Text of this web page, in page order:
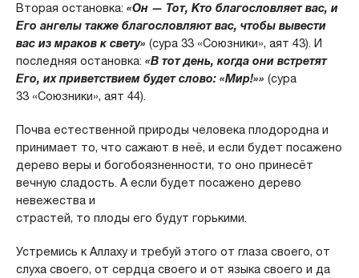
Вторая остановка: «Он — Тот, Кто благословляет вас, и
Его ангелы также благословляют вас, чтобы вывести
вас из мраков к свету» (сура 33 «Союзники», аят 43). И
последняя остановка: «В тот день, когда они встретят
Его, их приветствием будет слово: «Мир!»» (сура
33 «Союзники», аят 44).
Почва естественной природы человека плодородна и
принимает то, что сажают в неё, и если будет посажено
дерево веры и богобоязненности, то оно принесёт
вечную сладость. А если будет посажено дерево
невежества и
страстей, то плоды его будут горькими.
Устремись к Аллаху и требуй этого от глаза своего, от
слуха своего, от сердца своего и от языка своего и да